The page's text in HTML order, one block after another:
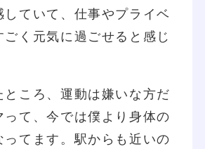
していて、仕事やプライベ
ごく元気に過ごせると感じ
ところ、運動は嫌いな方だ
って、今では僕より身体の
ってます。駅からも近いの